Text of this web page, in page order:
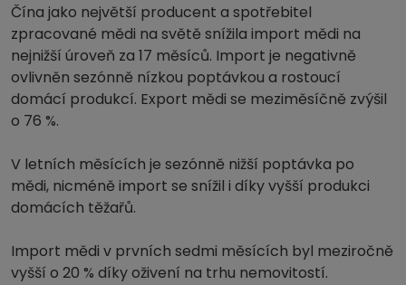
Čína jako největší producent a spotřebitel
zpracované mědi na světě snížila import mědi na
nejnižší úroveň za 17 měsíců. Import je negativně
ovlivněn sezónně nízkou poptávkou a rostoucí
domácí produkcí. Export mědi se meziměsíčně zvýšil
o 76 %.
V letních měsících je sezónně nižší poptávka po
mědi, nicméně import se snížil i díky vyšší produkci
domácích těžařů.
Import mědi v prvních sedmi měsících byl meziročně
vyšší o 20 % díky oživení na trhu nemovitostí.